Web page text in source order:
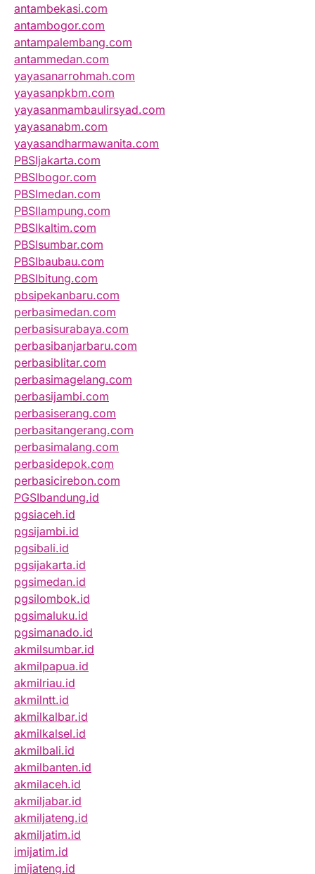
antambekasi.com
antambogor.com
antampalembang.com
antammedan.com
yayasanarrohmah.com
yayasanpkbm.com
yayasanmambaulirsyad.com
yayasanabm.com
yayasandharmawanita.com
PBSIjakarta.com
PBSIbogor.com
PBSImedan.com
PBSIlampung.com
PBSIkaltim.com
PBSIsumbar.com
PBSIbaubau.com
PBSIbitung.com
pbsipekanbaru.com
perbasimedan.com
perbasisurabaya.com
perbasibanjarbaru.com
perbasiblitar.com
perbasimagelang.com
perbasijambi.com
perbasiserang.com
perbasitangerang.com
perbasimalang.com
perbasidepok.com
perbasicirebon.com
PGSIbandung.id
pgsiaceh.id
pgsijambi.id
pgsibali.id
pgsijakarta.id
pgsimedan.id
pgsilombok.id
pgsimaluku.id
pgsimanado.id
akmilsumbar.id
akmilpapua.id
akmilriau.id
akmilntt.id
akmilkalbar.id
akmilkalsel.id
akmilbali.id
akmilbanten.id
akmilaceh.id
akmiljabar.id
akmiljateng.id
akmiljatim.id
imijatim.id
imijateng.id